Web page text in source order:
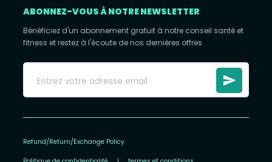
ABONNEZ-VOUS À NOTRE NEWSLETTER
Bénéficiez d'un abonnement gratuit à notre conseil santé et
fitness et restez à l'écoute de nos dernières offres
Refund/Return/Exchange Policy